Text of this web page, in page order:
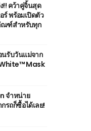
!! คว้าคู่จิ้นสุด
พร้อมเปิดตัว
ณฑ์สำหรับทุก
รับวันแม่จาก
Mask
จำหน่าย
รถก็ซื้อได้เลย!